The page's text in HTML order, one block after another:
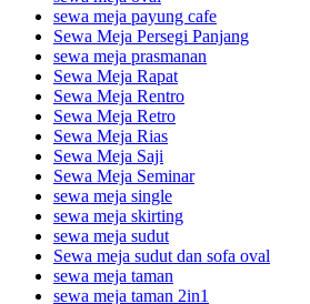
sewa meja payung cafe
Sewa Meja Persegi Panjang
sewa meja prasmanan
Sewa Meja Rapat
Sewa Meja Rentro
Sewa Meja Retro
Sewa Meja Rias
Sewa Meja Saji
Sewa Meja Seminar
sewa meja single
sewa meja skirting
sewa meja sudut
Sewa meja sudut dan sofa oval
sewa meja taman
sewa meja taman 2in1